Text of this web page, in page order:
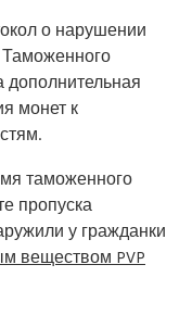
о нарушении
дополнительная
монет к
таможенного
пропуска
у гражданки
веществом PVP